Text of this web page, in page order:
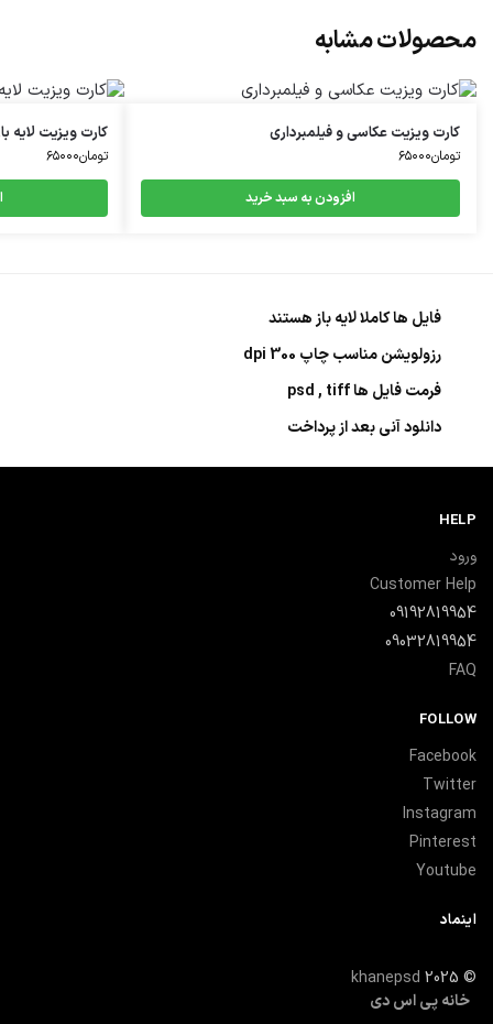
محصولات مشابه
کارت ویزیت عکاسی و فیلمبرداری
تومان۶۵۰۰۰
افزودن به سبد خرید
کارت ویزیت لایه
تومان۶۵۰۰۰
فایل ها کاملا لایه باز هستند
رزولویشن مناسب چاپ 300 dpi
فرمت فایل ها psd , tiff
دانلود آنی بعد از پرداخت
HELP
ورود
Customer Help
09192819954
09032819954
FAQ
FOLLOW
Facebook
Twitter
Instagram
Pinterest
Youtube
اینماد
©
khanepsd 2025
خانه پی اس دی